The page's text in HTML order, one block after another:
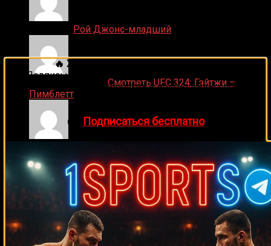
Рой Джонс-младший
Смотреть UFC 324: Гэйтжи –
Пимблетт
Смотреть UFC 322 Делла Маддалена –
Махачев
Случайные боксеры
Энцо Маккаринелли Теншин Насукава Анхель Манфреди Рич Пауэр
Рой Ритчи
Майкл Стюарт Майк Уилсон Hamdy Abdelwahab Вайрон
Филлипс
Боб Хазелтон Эдди Мэчен Джейсон Уоллер
Эктор Кирос
Андре Муниз
Донни Лонг Роман Симаков Марио Барриос Кино
🔥 Хочешь зарабатывать на спорте?
Подписывайся на наш Telegram-канал
прогнозы на единоборства и другие виды спорта
👉 Подписаться бесплатно